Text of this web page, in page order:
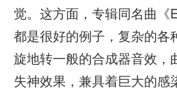
觉。这方面，专辑同名曲《
都是很好的例子，复杂的各
旋地转一般的合成器音效，
失神效果，兼具着巨大的感